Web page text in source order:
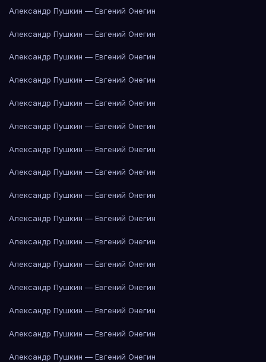
Александр Пушкин — Евгений Онегин
Александр Пушкин — Евгений Онегин
Александр Пушкин — Евгений Онегин
Александр Пушкин — Евгений Онегин
Александр Пушкин — Евгений Онегин
Александр Пушкин — Евгений Онегин
Александр Пушкин — Евгений Онегин
Александр Пушкин — Евгений Онегин
Александр Пушкин — Евгений Онегин
Александр Пушкин — Евгений Онегин
Александр Пушкин — Евгений Онегин
Александр Пушкин — Евгений Онегин
Александр Пушкин — Евгений Онегин
Александр Пушкин — Евгений Онегин
Александр Пушкин — Евгений Онегин
Александр Пушкин — Евгений Онегин